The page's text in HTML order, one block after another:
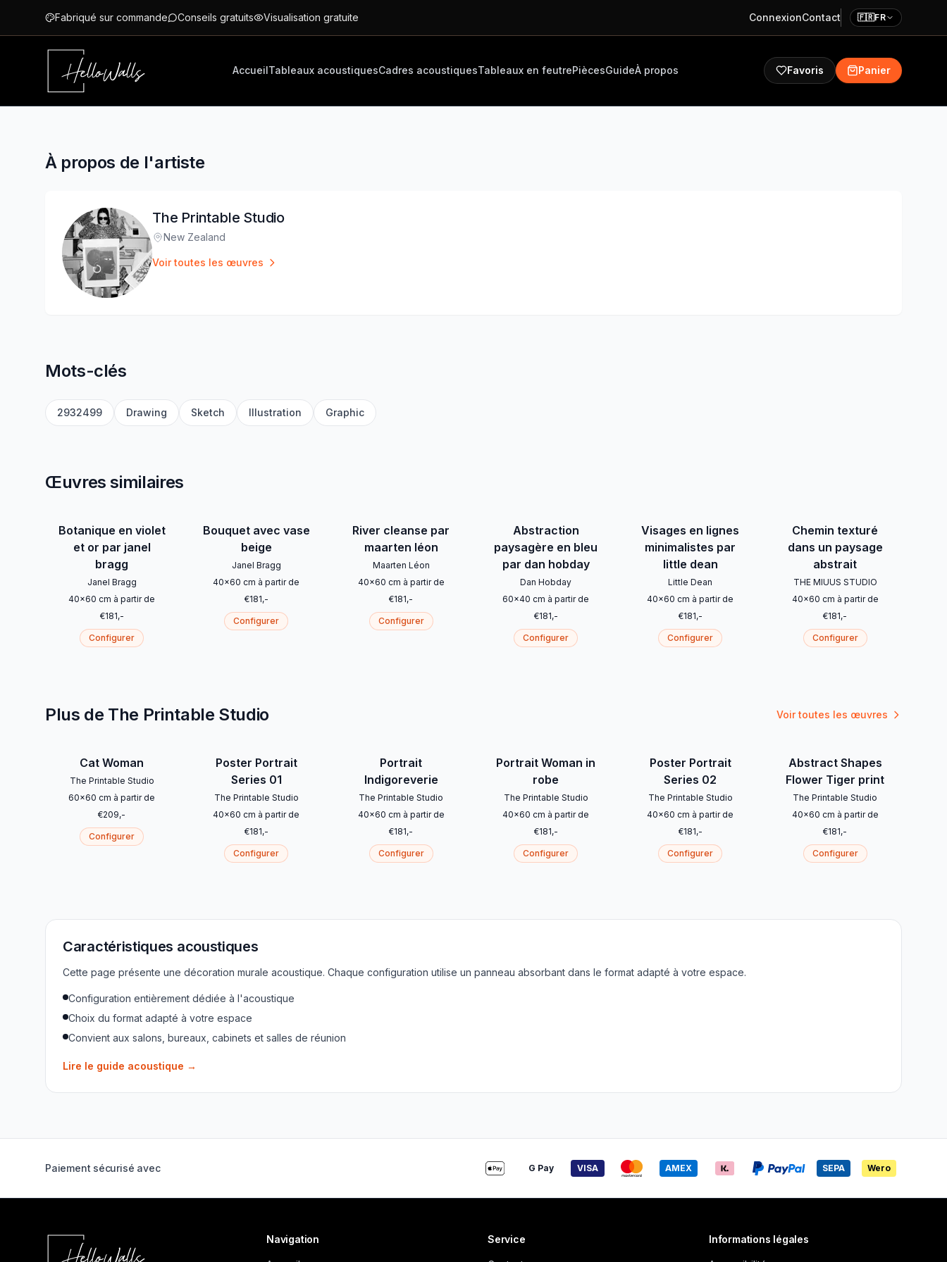
Fabriqué sur commande Conseils gratuits Visualisation gratuite ConnexionContact 🇫🇷FR
AccueilTableaux acoustiquesCadres acoustiquesTableaux en feutrePiècesGuideÀ propos Favoris Panier
À propos de l'artiste
The Printable Studio
Lieu:
New Zealand
Voir toutes les œuvres
Mots-clés
2932499 Drawing Sketch Illustration Graphic
Œuvres similaires
Botanique en violet
et or par janel
bragg
Janel Bragg
40x60 cm à partir de
€181,-
Configurer
Bouquet avec vase
beige
Janel Bragg
40x60 cm à partir de
€181,-
Configurer
River cleanse par
maarten léon
Maarten Léon
40x60 cm à partir de
€181,-
Configurer
Abstraction
paysagère en bleu
par dan hobday
Dan Hobday
60x40 cm à partir de
€181,-
Configurer
Visages en lignes
minimalistes par
little dean
Little Dean
40x60 cm à partir de
€181,-
Configurer
Chemin texturé
dans un paysage
abstrait
THE MIUUS STUDIO
40x60 cm à partir de
€181,-
Configurer
Plus de The Printable Studio Voir toutes les œuvres
Cat Woman
The Printable Studio
60x60 cm à partir de
€209,-
Configurer
Poster Portrait
Series 01
The Printable Studio
40x60 cm à partir de
€181,-
Configurer
Portrait
Indigoreverie
The Printable Studio
40x60 cm à partir de
€181,-
Configurer
Portrait Woman in
robe
The Printable Studio
40x60 cm à partir de
€181,-
Configurer
Poster Portrait
Series 02
The Printable Studio
40x60 cm à partir de
€181,-
Configurer
Abstract Shapes
Flower Tiger print
The Printable Studio
40x60 cm à partir de
€181,-
Configurer
Caractéristiques acoustiques
Cette page présente une décoration murale acoustique. Chaque configuration utilise un panneau absorbant dans le format adapté à votre espace.
Configuration entièrement dédiée à l'acoustique
Choix du format adapté à votre espace
Convient aux salons, bureaux, cabinets et salles de réunion
Lire le guide acoustique →
Paiement sécurisé avec G Pay VISA AMEX SEPA Wero
Navigation Service Informations légales